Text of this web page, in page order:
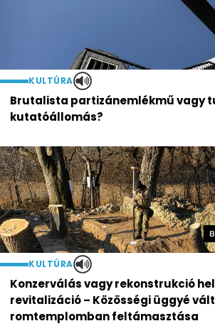
KULTÚRA
Brutalista partizánemlékmű vagy
kutatóállomás?
KULTÚRA
Konzerválás vagy rekonstrukció
revitalizáció – Közösségi üggyé
romtemplomban feltámasztása